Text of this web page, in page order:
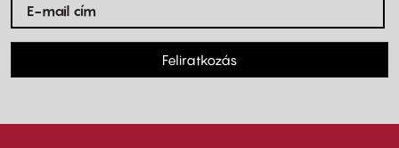
Feliratkozás